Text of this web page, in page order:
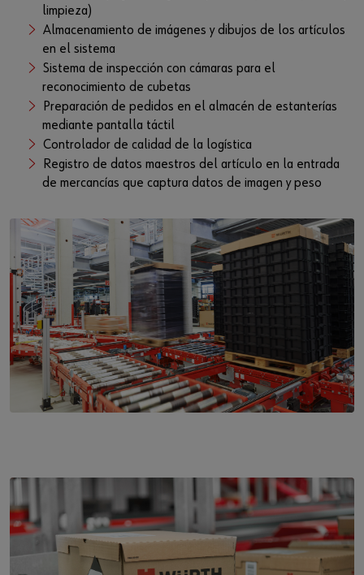
limpieza)
Almacenamiento de imágenes y dibujos de los artículos
en el sistema
Sistema de inspección con cámaras para el
reconocimiento de cubetas
Preparación de pedidos en el almacén de estanterías
mediante pantalla táctil
Controlador de calidad de la logística
Registro de datos maestros del artículo en la entrada
de mercancías que captura datos de imagen y peso